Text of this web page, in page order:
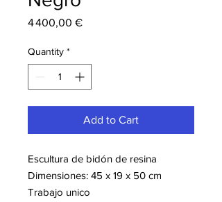
4 400,00 €Price
Quantity *
Add to Cart
Escultura de bidón de resina
Dimensiones: 45 x 19 x 50 cm
Trabajo unico